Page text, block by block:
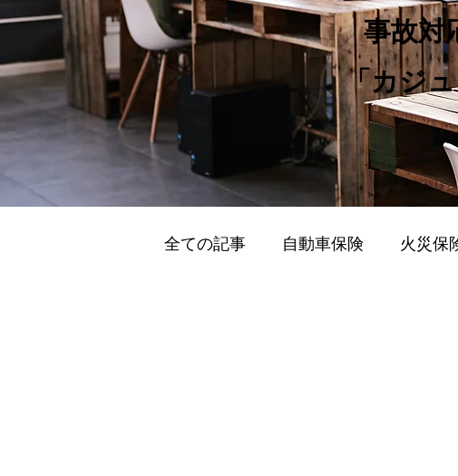
事故対
「カジ
全ての記事 自動車保険 火災保